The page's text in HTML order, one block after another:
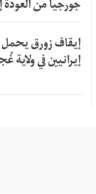
جورجيا من العودة
إيقاف زورق
إيرانيين في ولاية